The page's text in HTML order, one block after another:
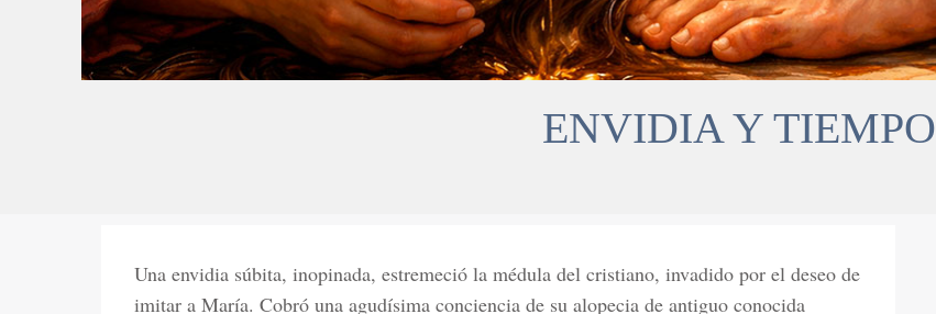
ENVIDIA Y TIEMPO
Una envidia súbita, inopinada, estremeció la médula del cristiano, invadido por el deseo de
imitar a María. Cobró una agudísima conciencia de su alopecia de antiguo conocida